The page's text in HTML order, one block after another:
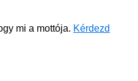
mi a mottója. Kérdezd